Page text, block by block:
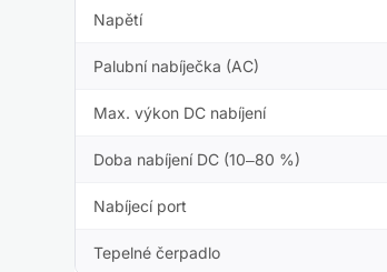
Napětí
Palubní nabíječka (AC)
Max. výkon DC nabíjení
Doba nabíjení DC (10–80 %)
Nabíjecí port
Tepelné čerpadlo